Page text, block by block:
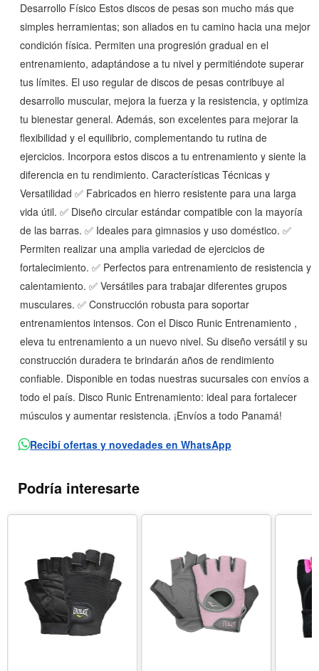
Desarrollo Físico Estos discos de pesas son mucho más que
simples herramientas; son aliados en tu camino hacia una mejor
condición física. Permiten una progresión gradual en el
entrenamiento, adaptándose a tu nivel y permitiéndote superar
tus límites. El uso regular de discos de pesas contribuye al
desarrollo muscular, mejora la fuerza y la resistencia, y optimiza
tu bienestar general. Además, son excelentes para mejorar la
flexibilidad y el equilibrio, complementando tu rutina de
ejercicios. Incorpora estos discos a tu entrenamiento y siente la
diferencia en tu rendimiento. Características Técnicas y
Versatilidad ✅ Fabricados en hierro resistente para una larga
vida útil. ✅ Diseño circular estándar compatible con la mayoría
de las barras. ✅ Ideales para gimnasios y uso doméstico. ✅
Permiten realizar una amplia variedad de ejercicios de
fortalecimiento. ✅ Perfectos para entrenamiento de resistencia y
calentamiento. ✅ Versátiles para trabajar diferentes grupos
musculares. ✅ Construcción robusta para soportar
entrenamientos intensos. Con el Disco Runic Entrenamiento ,
eleva tu entrenamiento a un nuevo nivel. Su diseño versátil y su
construcción duradera te brindarán años de rendimiento
confiable. Disponible en todas nuestras sucursales con envíos a
todo el país. Disco Runic Entrenamiento: ideal para fortalecer
músculos y aumentar resistencia. ¡Envíos a todo Panamá!
Recibí ofertas y novedades en WhatsApp
Podría interesarte